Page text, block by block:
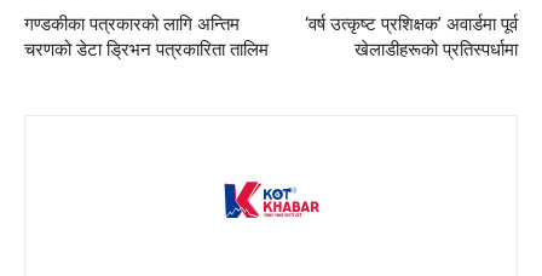
गण्डकीका पत्रकारको लागि अन्तिम
चरणको डेटा ड्रिभन पत्रकारिता तालिम
‘वर्ष उत्कृष्ट प्रशिक्षक’ अवार्डमा पूर्व
खेलाडीहरूको प्रतिस्पर्धामा